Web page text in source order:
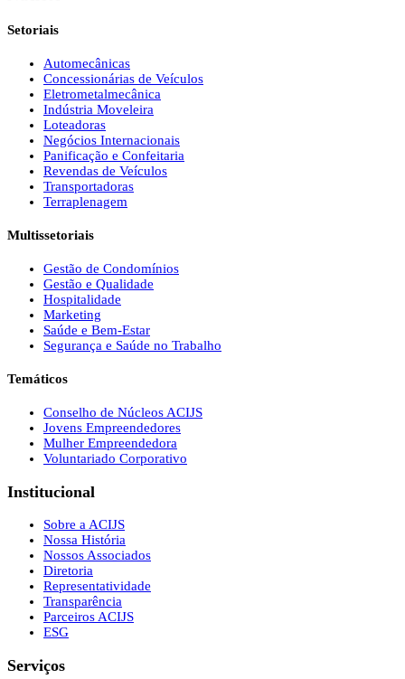
Setoriais
Automecânicas
Concessionárias de Veículos
Eletrometalmecânica
Indústria Moveleira
Loteadoras
Negócios Internacionais
Panificação e Confeitaria
Revendas de Veículos
Transportadoras
Terraplenagem
Multissetoriais
Gestão de Condomínios
Gestão e Qualidade
Hospitalidade
Marketing
Saúde e Bem-Estar
Segurança e Saúde no Trabalho
Temáticos
Conselho de Núcleos ACIJS
Jovens Empreendedores
Mulher Empreendedora
Voluntariado Corporativo
Institucional
Sobre a ACIJS
Nossa História
Nossos Associados
Diretoria
Representatividade
Transparência
Parceiros ACIJS
ESG
Serviços